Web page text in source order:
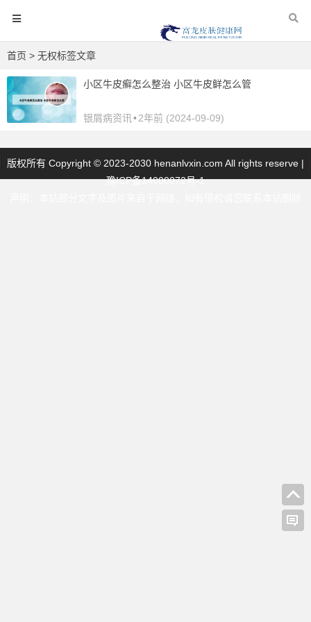
首页 > 无权标签文章
小区牛皮癣怎么整治 小区牛皮鲜怎么管
银屑病资讯 •2年前 (2024-09-09)
版权所有 Copyright © 2023-2030 henanlvxin.com All rights reserve |
豫ICP备14000072号-1